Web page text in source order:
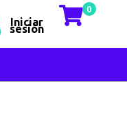
Iniciar
sesión
0